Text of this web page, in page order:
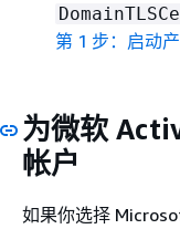
第 1 步：启动
为微软
帐户
如果你选择